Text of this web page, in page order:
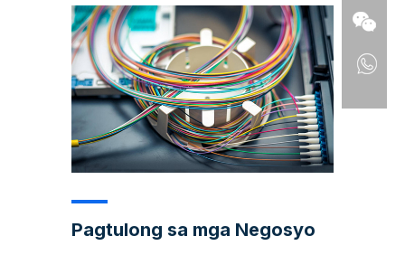
Pagtulong sa mga Negosyo